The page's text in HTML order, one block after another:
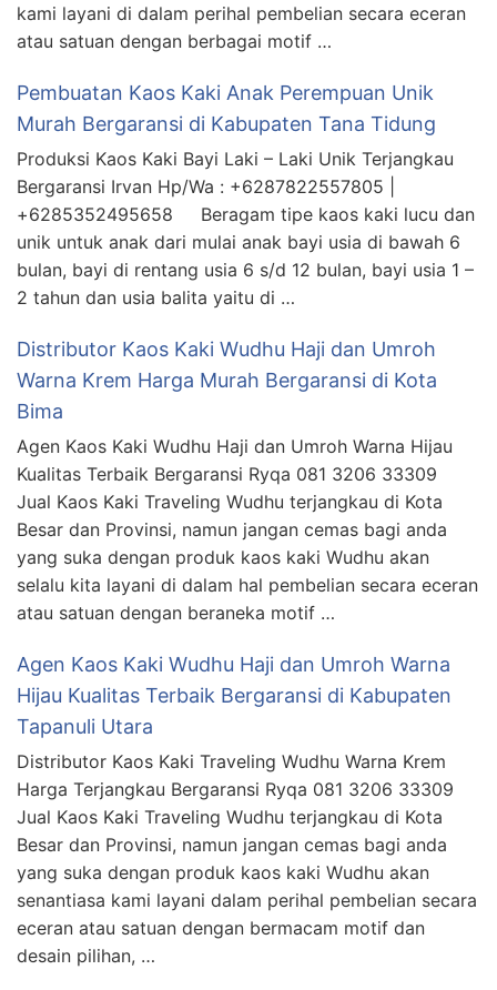
kami layani di dalam perihal pembelian secara eceran
atau satuan dengan berbagai motif …
Pembuatan Kaos Kaki Anak Perempuan Unik
Murah Bergaransi di Kabupaten Tana Tidung
Produksi Kaos Kaki Bayi Laki – Laki Unik Terjangkau
Bergaransi Irvan Hp/Wa : +6287822557805 |
+6285352495658 Beragam tipe kaos kaki lucu dan
unik untuk anak dari mulai anak bayi usia di bawah 6
bulan, bayi di rentang usia 6 s/d 12 bulan, bayi usia 1 –
2 tahun dan usia balita yaitu di …
Distributor Kaos Kaki Wudhu Haji dan Umroh
Warna Krem Harga Murah Bergaransi di Kota
Bima
Agen Kaos Kaki Wudhu Haji dan Umroh Warna Hijau
Kualitas Terbaik Bergaransi Ryqa 081 3206 33309
Jual Kaos Kaki Traveling Wudhu terjangkau di Kota
Besar dan Provinsi, namun jangan cemas bagi anda
yang suka dengan produk kaos kaki Wudhu akan
selalu kita layani di dalam hal pembelian secara eceran
atau satuan dengan beraneka motif …
Agen Kaos Kaki Wudhu Haji dan Umroh Warna
Hijau Kualitas Terbaik Bergaransi di Kabupaten
Tapanuli Utara
Distributor Kaos Kaki Traveling Wudhu Warna Krem
Harga Terjangkau Bergaransi Ryqa 081 3206 33309
Jual Kaos Kaki Traveling Wudhu terjangkau di Kota
Besar dan Provinsi, namun jangan cemas bagi anda
yang suka dengan produk kaos kaki Wudhu akan
senantiasa kami layani dalam perihal pembelian secara
eceran atau satuan dengan bermacam motif dan
desain pilihan, …